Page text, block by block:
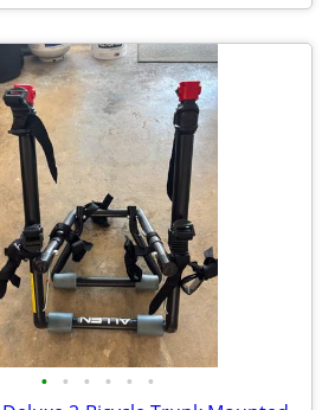
• • • • • •